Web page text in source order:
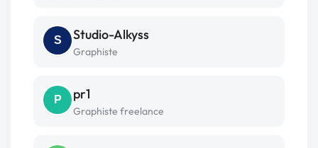
S Studio-Alkyss
Graphiste
P pr1
Graphiste freelance